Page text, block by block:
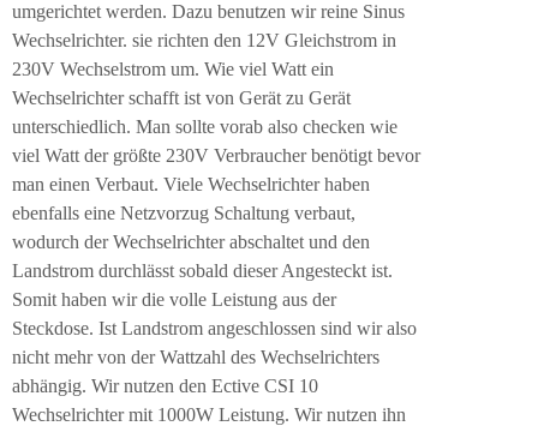
umgerichtet werden. Dazu benutzen wir reine Sinus
Wechselrichter. sie richten den 12V Gleichstrom in
230V Wechselstrom um. Wie viel Watt ein
Wechselrichter schafft ist von Gerät zu Gerät
unterschiedlich. Man sollte vorab also checken wie
viel Watt der größte 230V Verbraucher benötigt bevor
man einen Verbaut. Viele Wechselrichter haben
ebenfalls eine Netzvorzug Schaltung verbaut,
wodurch der Wechselrichter abschaltet und den
Landstrom durchlässt sobald dieser Angesteckt ist.
Somit haben wir die volle Leistung aus der
Steckdose. Ist Landstrom angeschlossen sind wir also
nicht mehr von der Wattzahl des Wechselrichters
abhängig. Wir nutzen den Ective CSI 10
Wechselrichter mit 1000W Leistung. Wir nutzen ihn